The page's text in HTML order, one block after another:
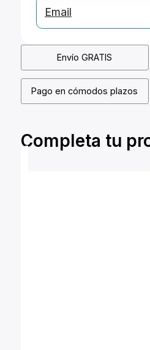
Email
Envío GRATIS
Pago en cómodos plazos
Completa tu